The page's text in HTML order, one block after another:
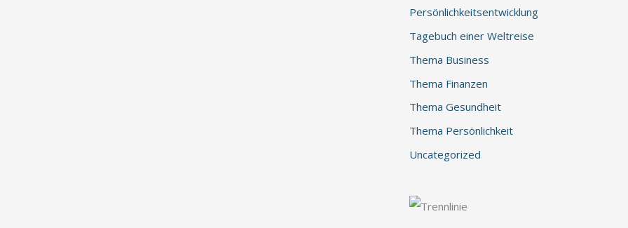
Persönlichkeitsentwicklung
Tagebuch einer Weltreise
Thema Business
Thema Finanzen
Thema Gesundheit
Thema Persönlichkeit
Uncategorized